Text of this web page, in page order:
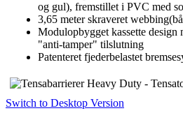
og gul), fremstillet i PVC med
3,65 meter skraveret
Modulopbygget kassette design
"anti-tamper" tilslutning
Patenteret fjederbelastet
Switch to Desktop Version